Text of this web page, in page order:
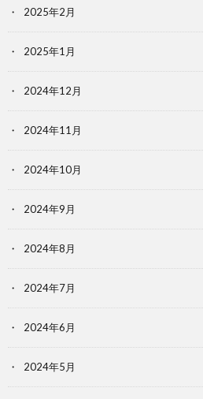
2025年2月
2025年1月
2024年12月
2024年11月
2024年10月
2024年9月
2024年8月
2024年7月
2024年6月
2024年5月